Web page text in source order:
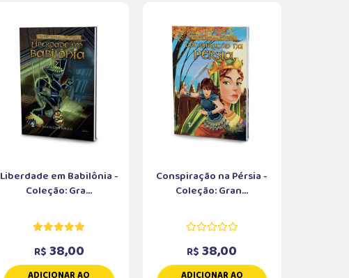
Liberdade em Babilônia -
Coleção: Gra...
R$ 38,00
Conspiração na Pérsia -
Coleção: Gran...
R$ 38,00